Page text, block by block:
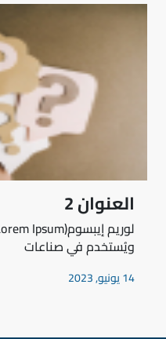
العنوان 2
ويُستخدم في صناعات
14 يونيو, 2023